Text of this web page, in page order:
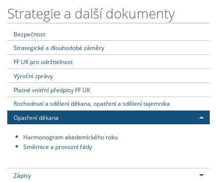
Strategie a další dokumenty
Bezpečnost
Strategické a dlouhodobé záměry
FF UK pro udržitelnost
Výroční zprávy
Platné vnitřní předpisy FF UK
Rozhodnutí a sdělení děkana, opatření a sdělení tajemníka
Opatření děkana
Harmonogram akademického roku
Směrnice a provozní řády
Zápisy